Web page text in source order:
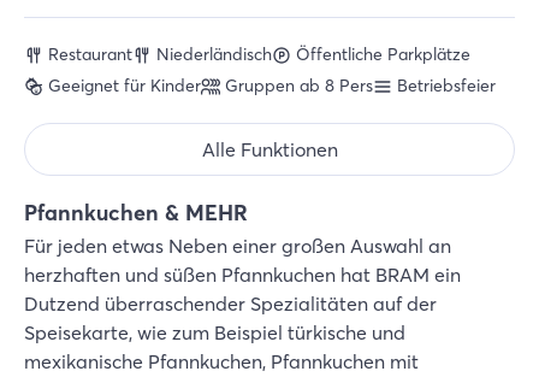
Pfannkuchen & MEHR
Für jeden etwas Neben einer großen Auswahl an
herzhaften und süßen Pfannkuchen hat BRAM ein
Dutzend überraschender Spezialitäten auf der
Speisekarte, wie zum Beispiel türkische und
mexikanische Pfannkuchen, Pfannkuchen mit
Restaurant Niederländisch
Öffentliche Parkplätze
Geeignet für Kinder
Gruppen ab 8 Pers Betriebsfeier
Alle Funktionen